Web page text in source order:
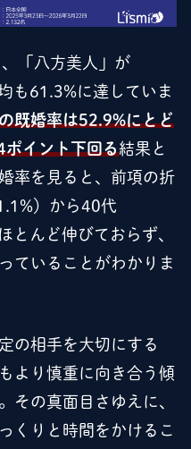
「八方美人」が
も61.3%に達していま
の既婚率は52.9%にとど
イント下回る結果と
率を見ると、前項の折
）から40代
とんど伸びておらず、
ていることがわかりま
の相手を大切にする
より慎重に向き合う傾
その真面目さゆえに、
くりと時間をかけるこ